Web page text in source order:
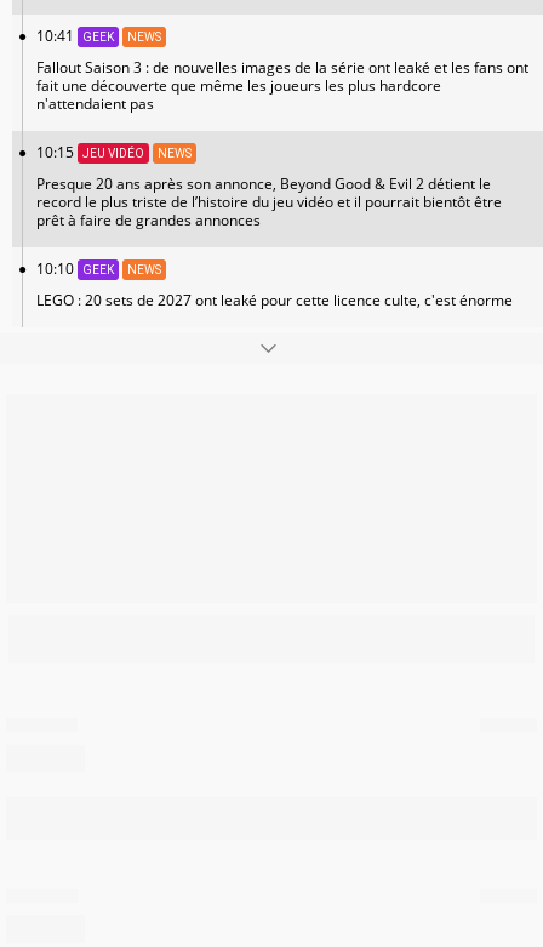
10:41 GEEK NEWS
Fallout Saison 3 : de nouvelles images de la série ont leaké et les fans ont
fait une découverte que même les joueurs les plus hardcore
n'attendaient pas
10:15 JEU VIDÉO NEWS
Presque 20 ans après son annonce, Beyond Good & Evil 2 détient le
record le plus triste de l’histoire du jeu vidéo et il pourrait bientôt être
prêt à faire de grandes annonces
10:10 GEEK NEWS
LEGO : 20 sets de 2027 ont leaké pour cette licence culte, c'est énorme